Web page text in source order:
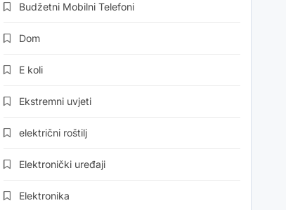
Budžetni Mobilni Telefoni
Dom
E koli
Ekstremni uvjeti
električni roštilj
Elektronički uređaji
Elektronika